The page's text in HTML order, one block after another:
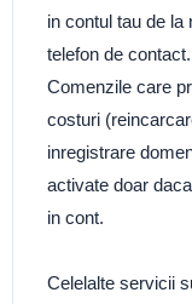
in contul tau de la
telefon de contact.
Comenzile care
costuri
inregistrare
activate doar
in cont.
Celelalte servicii